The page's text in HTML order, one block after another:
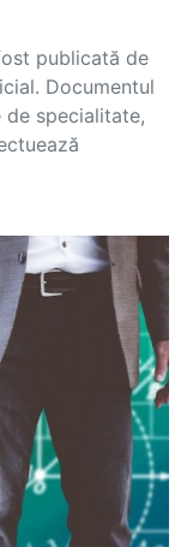
publicată de
Documentul
de specialitate,